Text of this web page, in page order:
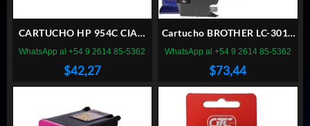
CARTUCHO HP 954C CIAN
GLC
$42,27
WhatsApp al +54 9 2614 85-5362
Cartucho BROTHER LC-3019
AMARILLO 1500pag
$73,44
WhatsApp al +54 9 2614 85-5362